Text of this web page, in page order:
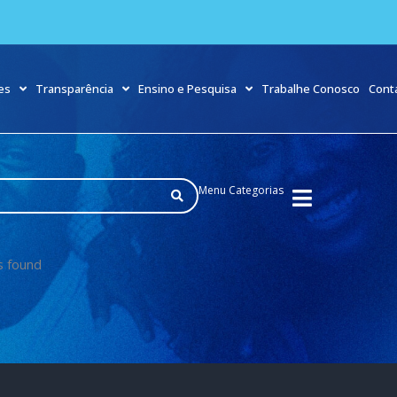
Transparência Ensino e Pesquisa Trabalhe Conosco
Menu Categorias
found